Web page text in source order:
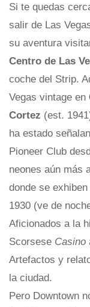
Si te quedas
salir de Las
su aventura
Centro de Las
coche del Strip.
Vegas vintage en
Cortez (est.
ha estado
Pioneer Club
neones aún más
donde se
1930 (ve de
Aficionados a la
Scorsese Casino
Artefactos y
la ciudad.
Pero Downtown